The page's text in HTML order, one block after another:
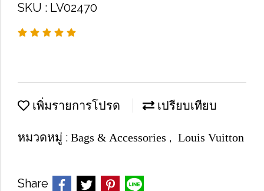
SKU : LV02470
เพิ่มรายการโปรด เปรียบเทียบ
หมวดหมู่ : Bags & Accessories , Louis Vuitton
Share